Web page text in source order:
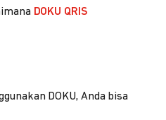
DOKU QRIS
DOKU, Anda bisa